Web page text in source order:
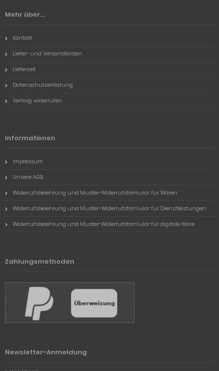
Mehr über...
Kontakt
Liefer- und Versandkosten
Lieferzeit
Datenschutzerklärung
Vertrag widerrufen
Informationen
Impressum
Unsere AGB
Widerrufsbelehrung und Muster-Widerrufsformular für Waren
Widerrufsbelehrung und Muster-Widerrufsformular für Dienstleistungen
Widerrufsbelehrung und Muster-Widerrufsformular für digitale Ware
Zahlungsmethoden
Newsletter-Anmeldung